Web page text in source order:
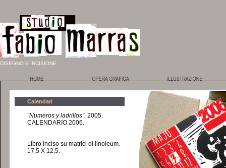
DISEGNO E INCISIONE
Calendari
“Numeros y ladrillos”. 2005.
CALENDARIO 2006.
Libro inciso su matrici di linoleum.
17,5 X 12,5.